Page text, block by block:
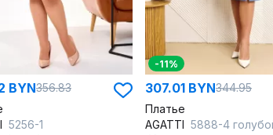
BYN356.83
5256-1
-11%
307.01 BYN344.95
Платье
AGATTI 5888-4 голубой-